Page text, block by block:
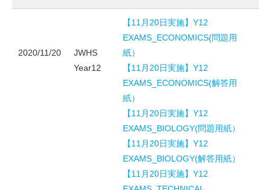
2020/11/20
JWHS
Year12
【11月20日実施】Y12
EXAMS_ECONOMICS(問題用
紙）
【11月20日実施】Y12
EXAMS_ECONOMICS(解答用
紙）
【11月20日実施】Y12
EXAMS_BIOLOGY(問題用紙）
【11月20日実施】Y12
EXAMS_BIOLOGY(解答用紙）
【11月20日実施】Y12